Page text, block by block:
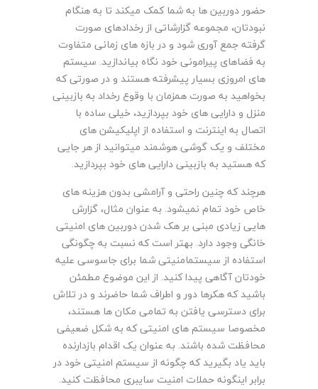
حضور دوربین ها به شما کمک میکند تا به هنگام
نبودتان، مجموعه گزارشاتی از رخدادهای صورت
گرفته جمع آوری شود و در بازه های زمانی متفاوت
به فضاهای پیرامونی خود نگاه بیاندازید. سیستم
های امروزی بسیار پیشرفته هستند و در صورتی که
بخواهید به صورت همزمان با وقوع رخداد به بازبینی
منزل و دارایی های خود بپردازید، خیلی ساده با
اتصال به اینترنت و استفاده از اپلیکیشن های
مختلف و یک گوشی هوشمند میتوانید از هر جایی
که هستید به بازبینی دارایی های خود بپردازید.
هرچند که چنین راحتی و آرامشی بدون هزینه های
خاص خود تمام نمیشود. به عنوان مثال، گزارش
هایی زیادی مبنی بر هک شدن دوربین های امنیتی
خانگی وجود دارد. بهتر است که نسبت به چگونگی
استفاده از سیستمامنیتی شما برای جاسوسی علیه
خودتان آگاهی پیدا کنید. از این موضوع مطمئن
باشید که هکرها دور و اطراف شما حاضرند و در تلاش
برای دسترسی یافتن به تمامی مکان ها هستند،
مخصوصا سیستم های امنیتی که به شکل ضعیفی
محافظت شده باشند. به عنوان یک اقدام بازدارنده
باید یاد بگیرید که چگونه از سیستم امنیتی خود در
برابر اینگونه حملات امنیت سایبری محافظت کنید.